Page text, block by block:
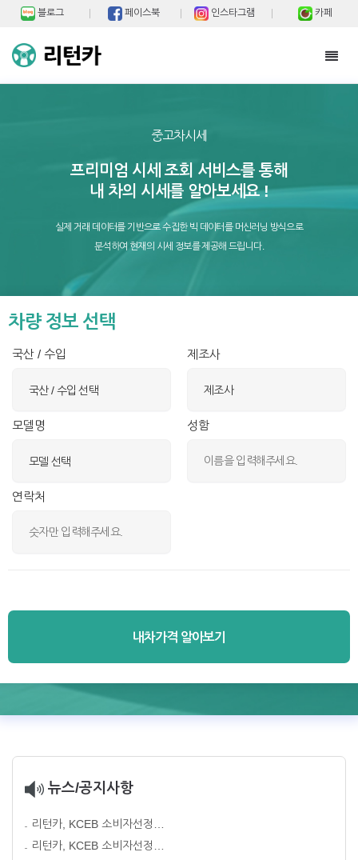
블로그 페이스북 인스타그램 카페
중고차시세
프리미엄 시세 조회 서비스를 통해
내 차의 시세를 알아보세요 !
실제 거래 데이터를 기반으로 수집한 빅 데이터를 머신러닝 방식으로
분석하여 현재의 시세 정보를 제공해 드립니다.
차량 정보 선택
국산 / 수입 제조사
모델명 성함
연락처
내차가격 알아보기
뉴스/공지사항
리턴카, KCEB 소비자선정…
리턴카, KCEB 소비자선정…